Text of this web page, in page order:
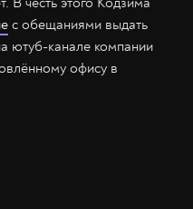
с обещаниями выдать
ютуб-канале компании
офису в